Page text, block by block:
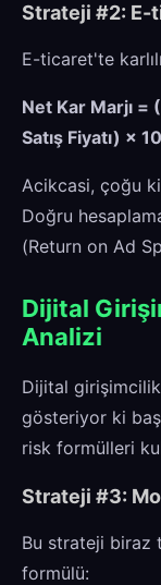
Strateji #2: E-
E-ticaret'te
Net Kar Marjı =
Satış Fiyatı) ×
Acikcasi, çoğu
Doğru
(Return on Ad
Dijital
Analizi
Dijital
gösteriyor ki
risk formülleri
Strateji #3:
Bu strateji biraz
formülü: